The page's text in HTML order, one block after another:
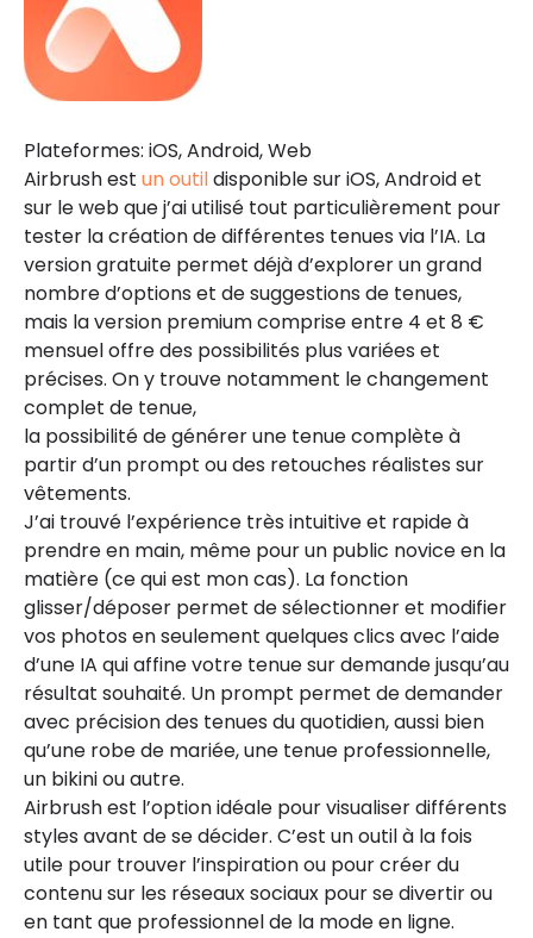
Plateformes: iOS, Android, Web
Airbrush est un outildisponible sur iOS, Android et
sur le web que j’ai utilisé tout particulièrement pour
tester la création de différentes tenues via l’IA. La
version gratuite permet déjà d’explorer un grand
nombre d’options et de suggestions de tenues,
mais la version premium comprise entre 4 et 8 €
mensuel offre des possibilités plus variées et
précises. On y trouve notamment le changement
complet de tenue,
la possibilité de générer une tenue complète à
partir d’un prompt ou des retouches réalistes sur
vêtements.
J’ai trouvé l’expérience très intuitive et rapide à
prendre en main, même pour un public novice en la
matière (ce qui est mon cas). La fonction
glisser/déposer permet de sélectionner et modifier
vos photos en seulement quelques clics avec l’aide
d’une IA qui affine votre tenue sur demande jusqu’au
résultat souhaité. Un prompt permet de demander
avec précision des tenues du quotidien, aussi bien
qu’une robe de mariée, une tenue professionnelle,
un bikini ou autre.
Airbrush est l’option idéale pour visualiser différents
styles avant de se décider. C’est un outil à la fois
utile pour trouver l’inspiration ou pour créer du
contenu sur les réseaux sociaux pour se divertir ou
en tant que professionnel de la mode en ligne.